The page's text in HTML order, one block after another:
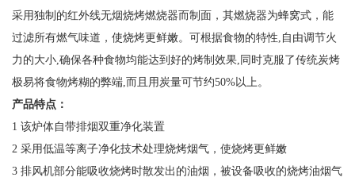
采用独制的红外线无烟烧烤燃烧器而制面，其燃烧器为蜂窝式，能
过滤所有燃气味道，使烧烤更鲜嫩。可根据食物的特性,自由调节火
力的大小,确保各种食物均能达到好的烤制效果,同时克服了传统炭烤
极易将食物烤糊的弊端,而且用炭量可节约50%以上。
产品特点：
1 该炉体自带排烟双重净化装置
2 采用低温等离子净化技术处理烧烤烟气，使烧烤更鲜嫩
3 排风机部分能吸收烧烤时散发出的油烟，被设备吸收的烧烤油烟气